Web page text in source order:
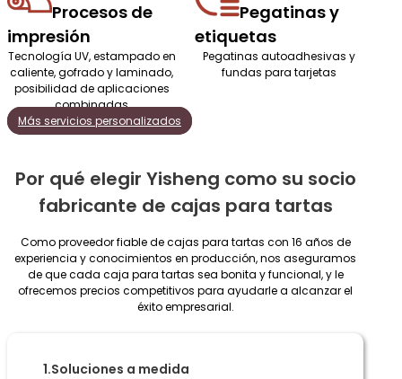
Procesos de
impresión
Tecnología UV, estampado en
caliente, gofrado y laminado,
posibilidad de aplicaciones
combinadas
Pegatinas y
etiquetas
Pegatinas autoadhesivas y
fundas para tarjetas
Más servicios personalizados
Por qué elegir Yisheng como su socio
fabricante de cajas para tartas
Como proveedor fiable de cajas para tartas con 16 años de
experiencia y conocimientos en producción, nos aseguramos
de que cada caja para tartas sea bonita y funcional, y le
ofrecemos precios competitivos para ayudarle a alcanzar el
éxito empresarial.
1.Soluciones a medida